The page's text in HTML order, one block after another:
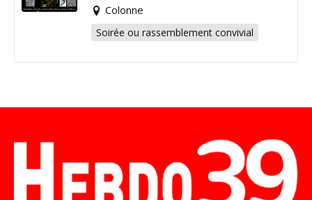
Colonne
Soirée ou rassemblement convivial